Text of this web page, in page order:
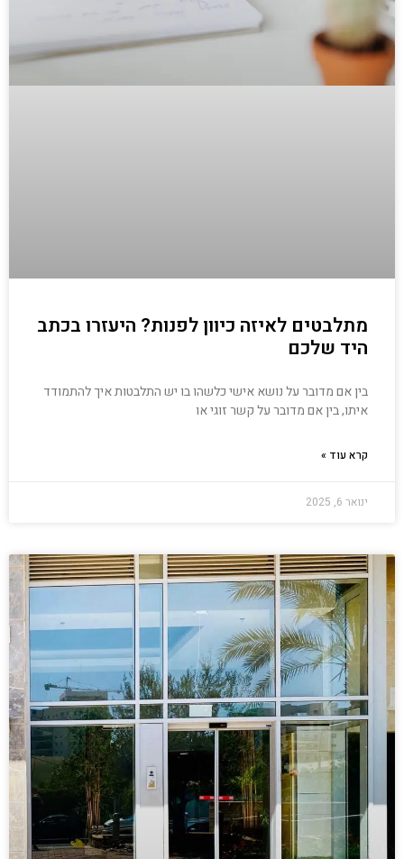
מתלבטים לאיזה כיוון לפנות? היעזרו בכתב
היד שלכם
בין אם מדובר על נושא אישי כלשהו בו יש התלבטות איך להתמודד
איתו, בין אם מדובר על קשר זוגי או
קרא עוד »
ינואר 6, 2025